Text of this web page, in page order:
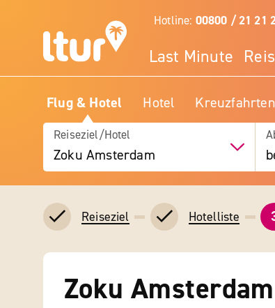
Hotline: 00800 / 21 21
Last Minute
Flug & Hotel Hotel Kreuzfahrten
Reiseziel/Hotel
Zoku Amsterdam
Reiseziel Hotelliste
Zoku Amsterdam